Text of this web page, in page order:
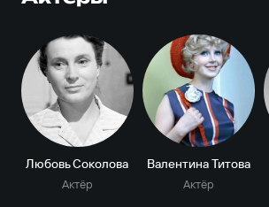
Любовь Соколова
Актёр
Валентина Титова
Актёр